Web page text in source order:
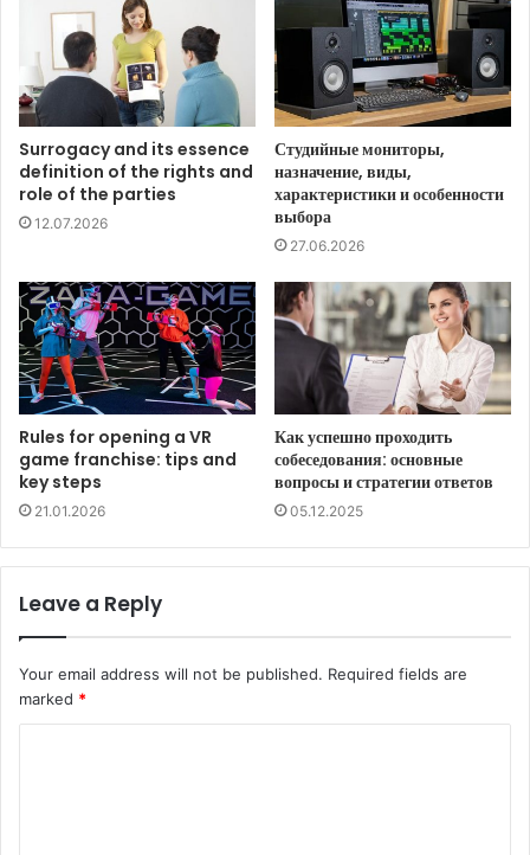
Surrogacy and its essence
definition of the rights and
role of the parties
12.07.2026
Студийные мониторы,
назначение, виды,
характеристики и особенности
выбора
27.06.2026
Rules for opening a VR
game franchise: tips and
key steps
21.01.2026
Как успешно проходить
собеседования: основные
вопросы и стратегии ответов
05.12.2025
Leave a Reply
Your email address will not be published. Required fields are
marked *